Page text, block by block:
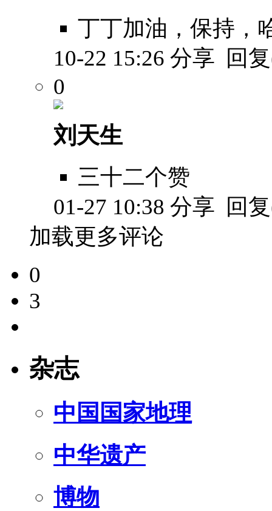
丁丁加油，保持，
10-22 15:26 分享
回
0
刘天生
三十二个赞
01-27 10:38 分享
回
加载更多评论
0
3
杂志
中国国家地理
中华遗产
博物